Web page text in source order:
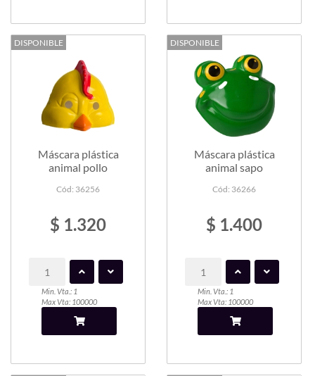
DISPONIBLE
Máscara plástica
animal pollo
Cód: 36256
$ 1.320
Min. Vta.: 1
Max Vta: 100000
DISPONIBLE
Máscara plástica
animal sapo
Cód: 36266
$ 1.400
Min. Vta.: 1
Max Vta: 100000